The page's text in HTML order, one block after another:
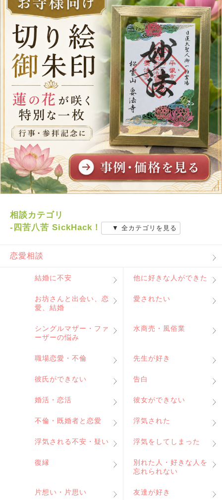
相談カテゴリ
-四苦八苦 SickHack！
▼ 全カテゴリを見る
恋愛相談
結婚に不安 他に好きな人ができた
お坊さんと出会い、恋
愛、結婚
愛されたい
シングルマザー・ファ
ーザーの悩み
水商売・風俗業
職場恋愛・不倫 先生が好き
彼氏ができない 告白
婚活・恋活 彼女ができない
不倫・既婚者と恋愛 浮気された
浮気される不安・疑い 浮気をしてしまった
復縁
別れた人・好きな人を
忘れられない
片想い・片思い 友達が好き